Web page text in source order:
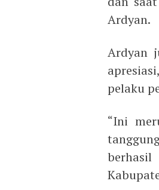
Ardyan.
Ardyan
pelaku
“Ini